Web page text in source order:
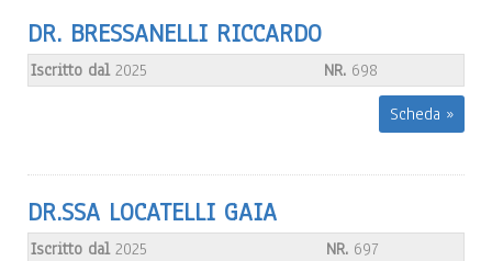
DR. BRESSANELLI RICCARDO
Iscritto dal 2025 NR. 698
Scheda »
DR.SSA LOCATELLI GAIA
Iscritto dal 2025 NR. 697